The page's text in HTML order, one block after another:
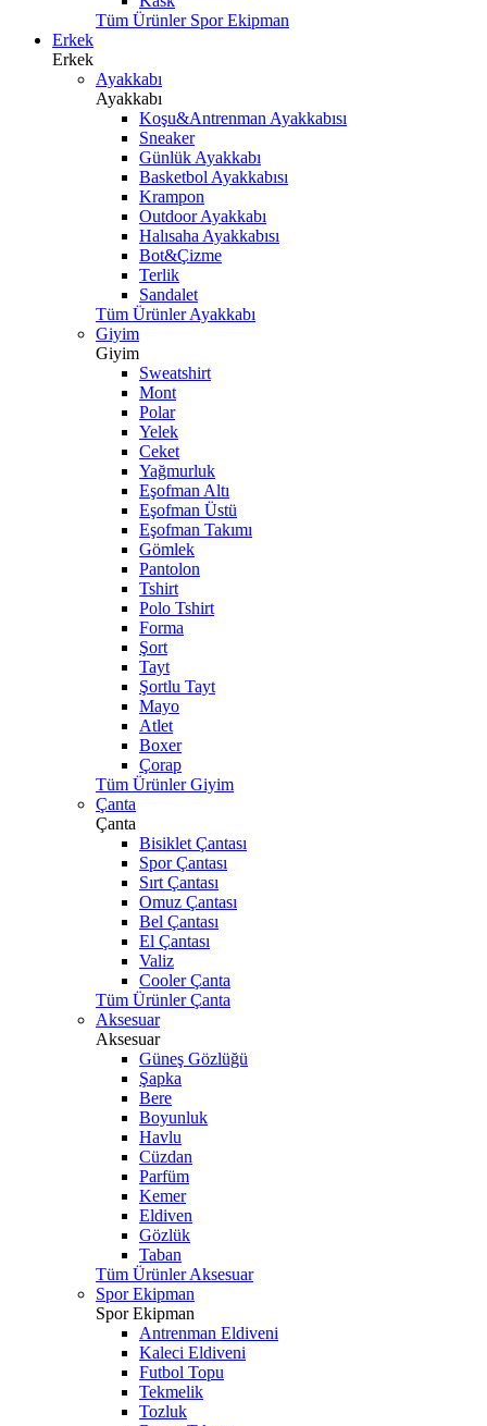
Tüm Ürünler Spor Ekipman
Erkek
Erkek
Ayakkabı
Ayakkabı
Koşu&Antrenman Ayakkabısı
Sneaker
Günlük Ayakkabı
Basketbol Ayakkabısı
Krampon
Outdoor Ayakkabı
Halısaha Ayakkabısı
Bot&Çizme
Terlik
Sandalet
Tüm Ürünler Ayakkabı
Giyim
Giyim
Sweatshirt
Mont
Polar
Yelek
Ceket
Yağmurluk
Eşofman Altı
Eşofman Üstü
Eşofman Takımı
Gömlek
Pantolon
Tshirt
Polo Tshirt
Forma
Şort
Tayt
Şortlu Tayt
Mayo
Atlet
Boxer
Çorap
Tüm Ürünler Giyim
Çanta
Çanta
Bisiklet Çantası
Spor Çantası
Sırt Çantası
Omuz Çantası
Bel Çantası
El Çantası
Valiz
Cooler Çanta
Tüm Ürünler Çanta
Aksesuar
Aksesuar
Güneş Gözlüğü
Şapka
Bere
Boyunluk
Havlu
Cüzdan
Parfüm
Kemer
Eldiven
Gözlük
Taban
Tüm Ürünler Aksesuar
Spor Ekipman
Spor Ekipman
Antrenman Eldiveni
Kaleci Eldiveni
Futbol Topu
Tekmelik
Tozluk